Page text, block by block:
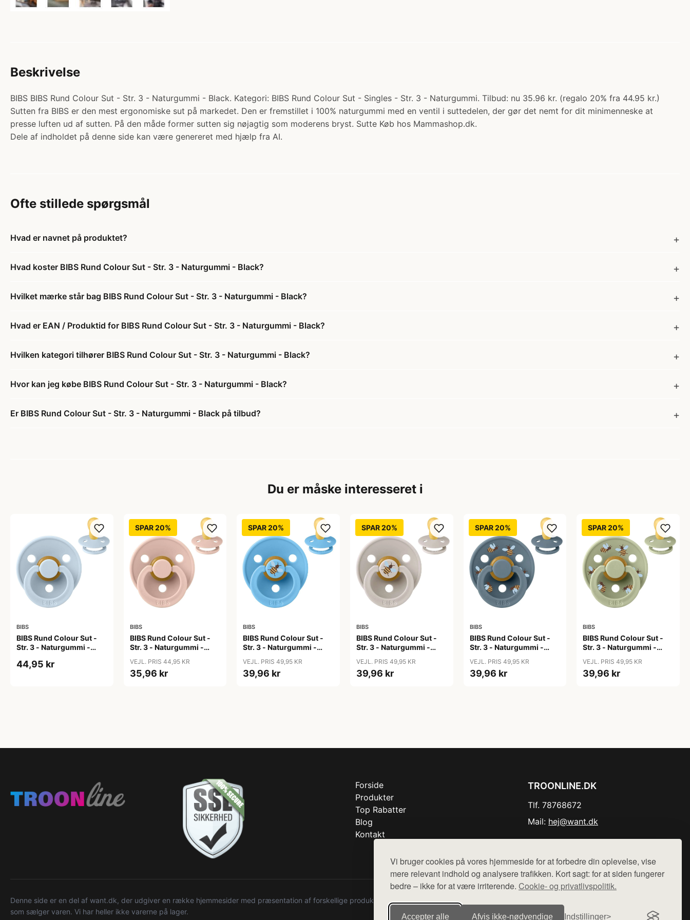
Vi bruger cookies på vores hjemmeside for at forbedre din oplevelse, vise
mere relevant indhold og analysere trafikken. Kort sagt: for at siden fungerer
bedre – ikke for at være irriterende. Cookie- og privatlivspolitik.
Accepter alle Afvis ikke‑nødvendige Indstillinger
Beskrivelse
BIBS BIBS Rund Colour Sut - Str. 3 - Naturgummi - Black. Kategori: BIBS Rund Colour Sut - Singles - Str. 3 - Naturgummi. Tilbud: nu 35.96 kr. (regalo 20% fra 44.95 kr.)
Sutten fra BIBS er den mest ergonomiske sut på markedet. Den er fremstillet i 100% naturgummi med en ventil i suttedelen, der gør det nemt for dit minimenneske at
presse luften ud af sutten. På den måde former sutten sig nøjagtig som moderens bryst. Sutte Køb hos Mammashop.dk.
Dele af indholdet på denne side kan være genereret med hjælp fra AI.
Ofte stillede spørgsmål
Hvad er navnet på produktet?
Hvad koster BIBS Rund Colour Sut - Str. 3 - Naturgummi - Black?
Hvilket mærke står bag BIBS Rund Colour Sut - Str. 3 - Naturgummi - Black?
Hvad er EAN / Produktid for BIBS Rund Colour Sut - Str. 3 - Naturgummi - Black?
Hvilken kategori tilhører BIBS Rund Colour Sut - Str. 3 - Naturgummi - Black?
Hvor kan jeg købe BIBS Rund Colour Sut - Str. 3 - Naturgummi - Black?
Er BIBS Rund Colour Sut - Str. 3 - Naturgummi - Black på tilbud?
Du er måske interesseret i
BIBS
BIBS Rund Colour Sut -
Str. 3 - Naturgummi -
44,95 kr
SPAR 20%
BIBS
BIBS Rund Colour Sut -
Str. 3 - Naturgummi -
VEJL. PRIS 44,95 KR
35,96 kr
SPAR 20%
BIBS
BIBS Rund Colour Sut -
Str. 3 - Naturgummi -
Breeze
VEJL. PRIS 49,95 KR
39,96 kr
SPAR 20%
BIBS
BIBS Rund Colour Sut -
Str. 3 - Naturgummi -
Mushroom
VEJL. PRIS 49,95 KR
39,96 kr
SPAR 20%
BIBS
BIBS Rund Colour Sut -
Str. 3 - Naturgummi -
Petrol
VEJL. PRIS 49,95 KR
39,96 kr
SPAR 20%
BIBS
BIBS Rund Colour Sut -
Str. 3 - Naturgummi -
VEJL. PRIS 49,95 KR
39,96 kr
Forside
Produkter
Top Rabatter
Blog
Kontakt
TROONLINE.DK
Tlf. 78768672
Mail: hej@want.dk
Denne side er en del af want.dk, der udgiver en række hjemmesider med præsentation af forskellige produkter fra diverse webshops. Der sælges ikke varer fra denne side - vi henviser til de shops,
som sælger varen. Vi har heller ikke varerne på lager.